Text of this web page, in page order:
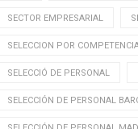
SECTOR EMPRESARIAL
SELECCION POR
SELECCIÓ DE PERSONAL
SELECCIÓN DE PERSONAL